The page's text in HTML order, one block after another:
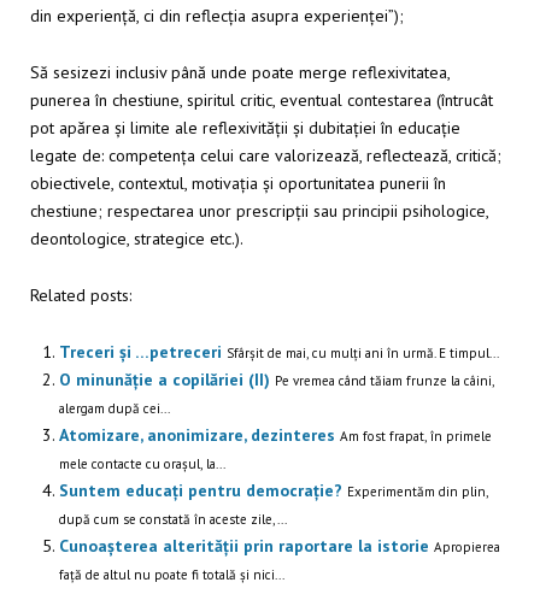
din experiență, ci din reflecția asupra experienței”);
Să sesizezi inclusiv până unde poate merge reflexivitatea,
punerea în chestiune, spiritul critic, eventual contestarea (întrucât
pot apărea și limite ale reflexivității și dubitației în educație
legate de: competența celui care valorizează, reflectează, critică;
obiectivele, contextul, motivația și oportunitatea punerii în
chestiune; respectarea unor prescripții sau principii psihologice,
deontologice, strategice etc.).
Related posts:
Treceri și …petreceri Sfârșit de mai, cu mulți ani în urmă. E timpul...
O minunăție a copilăriei (II) Pe vremea când tăiam frunze la câini,
alergam după cei...
Atomizare, anonimizare, dezinteres Am fost frapat, în primele
mele contacte cu orașul, la...
Suntem educați pentru democrație? Experimentăm din plin,
după cum se constată în aceste zile,...
Cunoașterea alterității prin raportare la istorie Apropierea
față de altul nu poate fi totală și nici...